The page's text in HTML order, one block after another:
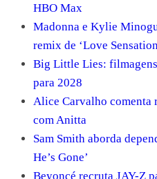
HBO Max
Madonna e Kylie
remix de ‘Love
Big Little Lies: filmagens
para 2028
Alice Carvalho comenta
com Anitta
Sam Smith aborda
He’s Gone’
Beyoncé recruta JAY-Z